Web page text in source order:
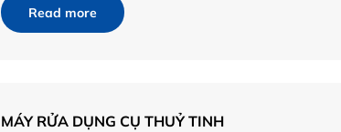
Read more
MÁY RỬA DỤNG CỤ THUỶ TINH